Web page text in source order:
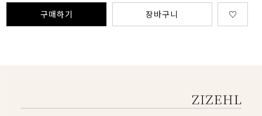
구매하기 장바구니 ♡